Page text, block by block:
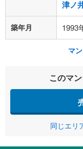
津ノ
築年月 1993
マ
このマ
同じエリ